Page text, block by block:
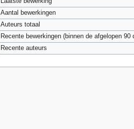
Aantal bewerkingen
Auteurs totaal
Recente bewerkingen (binnen de afgelopen 90
Recente auteurs